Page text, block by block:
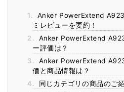
1.
Anker PowerExtend
ミレビューを要約！
2.
Anker PowerExtend
ー評価は？
3.
Anker PowerExtend
価と商品情報は？
4.
同じカテゴリの商品のご紹